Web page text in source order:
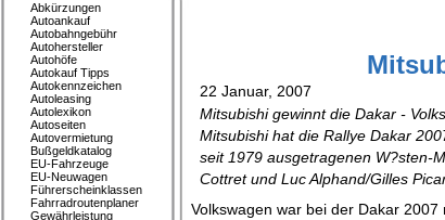
22 Januar, 2007
Mitsubishi gewinnt die Dakar -
Mitsubishi hat die Rallye Dakar
seit 1979 ausgetragenen W?sten-
Cottret und Luc Alphand/Gilles
Volkswagen war bei der Dakar
Abkürzungen
Autoankauf
Autobahngebühr
Autohersteller
Autohöfe
Autokauf Tipps
Autokennzeichen
Autoleasing
Autolexikon
Autoseiten
Autovermietung
Bußgeldkatalog
EU-Fahrzeuge
EU-Neuwagen
Führerscheinklassen
Fahrradroutenplaner
Gewährleistung